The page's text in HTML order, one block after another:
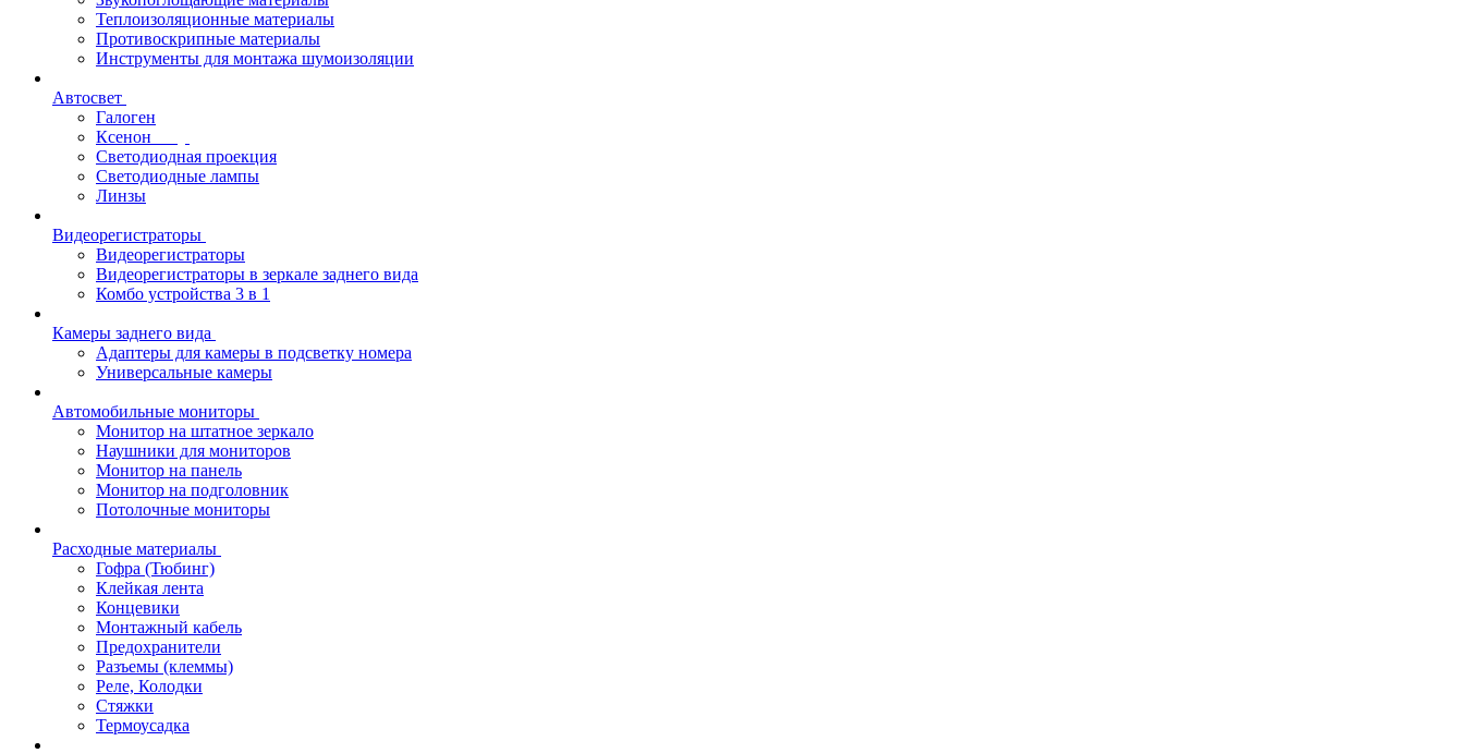
Теплоизоляционные материалы
Противоскрипные материалы
Инструменты для монтажа шумоизоляции
Автосвет
Галоген
Ксенон
Светодиодная проекция
Светодиодные лампы
Линзы
Видеорегистраторы
Видеорегистраторы
Видеорегистраторы в зеркале заднего вида
Комбо устройства 3 в 1
Камеры заднего вида
Адаптеры для камеры в подсветку номера
Универсальные камеры
Автомобильные мониторы
Монитор на штатное зеркало
Наушники для мониторов
Монитор на панель
Монитор на подголовник
Потолочные мониторы
Расходные материалы
Гофра (Тюбинг)
Клейкая лента
Концевики
Монтажный кабель
Предохранители
Разъемы (клеммы)
Реле, Колодки
Стяжки
Термоусадка